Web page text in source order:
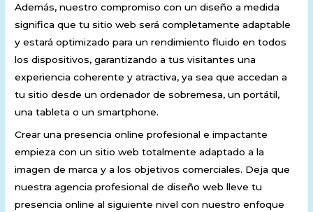
Además, nuestro compromiso con un diseño a medida
significa que tu sitio web será completamente adaptable
y estará optimizado para un rendimiento fluido en todos
los dispositivos, garantizando a tus visitantes una
experiencia coherente y atractiva, ya sea que accedan a
tu sitio desde un ordenador de sobremesa, un portátil,
una tableta o un smartphone.
Crear una presencia online profesional e impactante
empieza con un sitio web totalmente adaptado a la
imagen de marca y a los objetivos comerciales. Deja que
nuestra agencia profesional de diseño web lleve tu
presencia online al siguiente nivel con nuestro enfoque